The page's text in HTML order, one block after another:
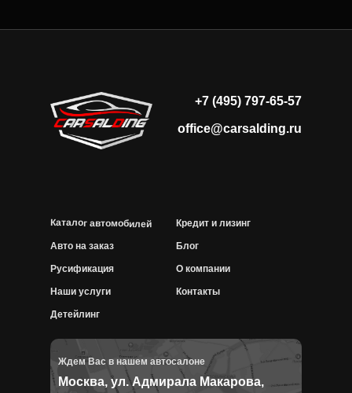
Контакты
Кредит и лизинг
Блог
Наши услуги
office@carsalding.ru
Авто на заказ
Русификация
Детейлинг
О компании
+7 (495) 797-65-57
Каталог автомобилей
Москва, ул. Адмирала Макарова,
Ждем Вас в нашем автосалоне